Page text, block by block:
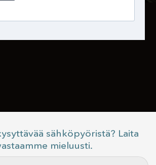
sähköpyöristä? Laita
mieluusti.